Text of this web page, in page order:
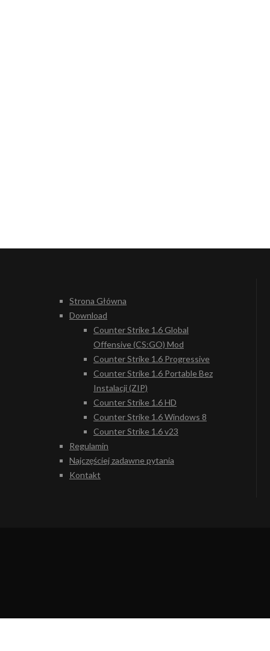
Strona Główna
Download
Counter Strike 1.6 Global
Offensive (CS:GO) Mod
Counter Strike 1.6 Progressive
Counter Strike 1.6 Portable Bez
Instalacji (ZIP)
Counter Strike 1.6 HD
Counter Strike 1.6 Windows 8
Counter Strike 1.6 v23
Regulamin
Najczęściej zadawne pytania
Kontakt